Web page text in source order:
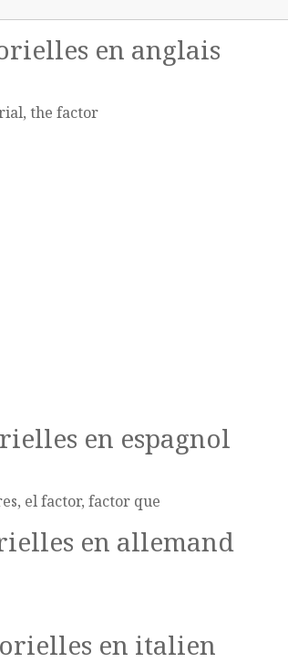
en anglais
the factor
en espagnol
el factor, factor que
en allemand
en italien